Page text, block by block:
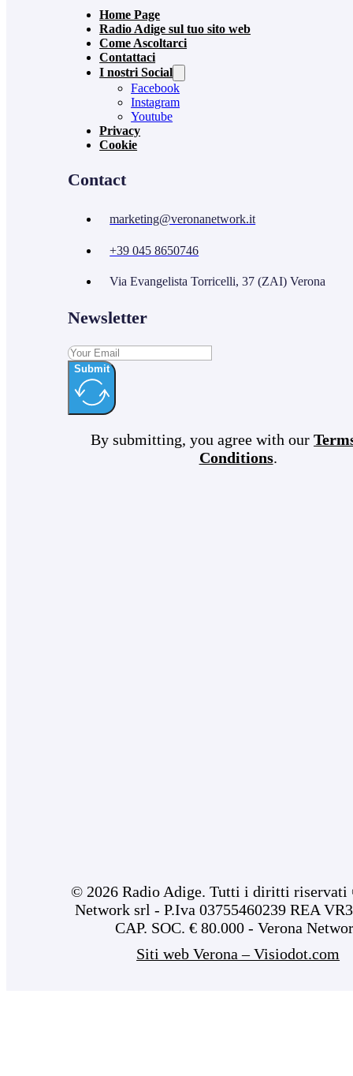
Home Page
Radio Adige sul tuo sito web
Come Ascoltarci
Contattaci
I nostri Social
Facebook
Instagram
Youtube
Privacy
Cookie
Contact
marketing@veronanetwork.it
+39 045 8650746
Via Evangelista Torricelli, 37 (ZAI) Verona
Newsletter
Submit
By submitting, you agree with our
Conditions.
© 2026 Radio Adige. Tutti i diritti riservati
Network srl - P.Iva 03755460239 REA
CAP. SOC. € 80.000 - Verona
Siti web Verona – Visiodot.com